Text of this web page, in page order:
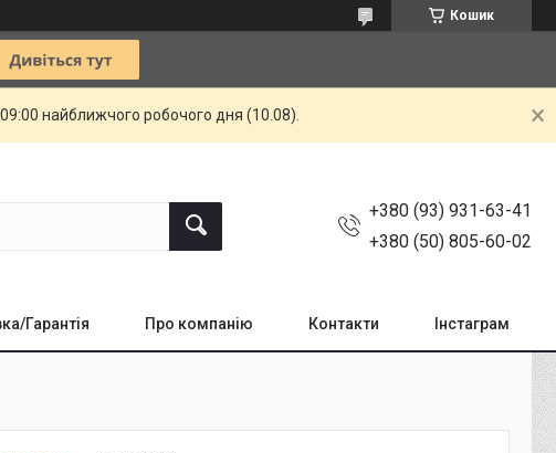
Кошик
найближчого робочого дня (10.08).
+380 (93) 931-63-41
+380 (50) 805-60-02
Гарантія Про компанію Контакти Інстаграм